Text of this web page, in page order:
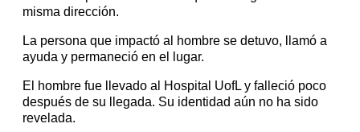
misma dirección.
La persona que impactó al hombre se detuvo, llamó a
ayuda y permaneció en el lugar.
El hombre fue llevado al Hospital UofL y falleció poco
después de su llegada. Su identidad aún no ha sido
revelada.